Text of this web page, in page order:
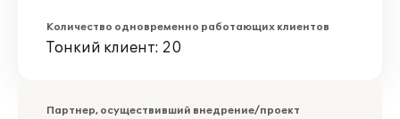
Количество одновременно работающих клиентов
Тонкий клиент: 20
Партнер, осуществивший внедрение/проект